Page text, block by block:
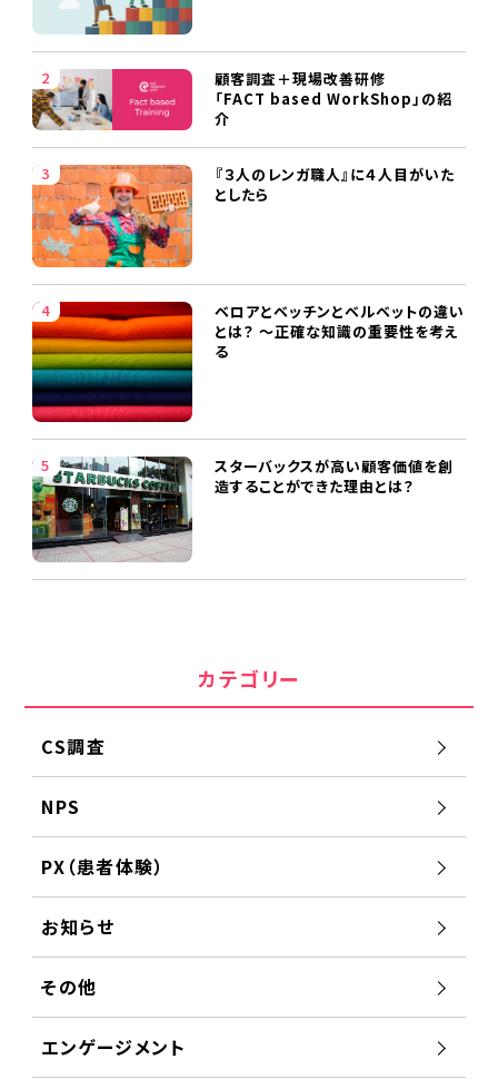
顧客調査＋現場改善研修
「FACT based WorkShop」の紹
介
『３人のレンガ職人』に４人目がいた
としたら
ベロアとベッチンとベルベットの違い
とは？ ～正確な知識の重要性を考え
る
スターバックスが高い顧客価値を創
造することができた理由とは？
カテゴリー
CS調査
NPS
PX（患者体験）
お知らせ
その他
エンゲージメント